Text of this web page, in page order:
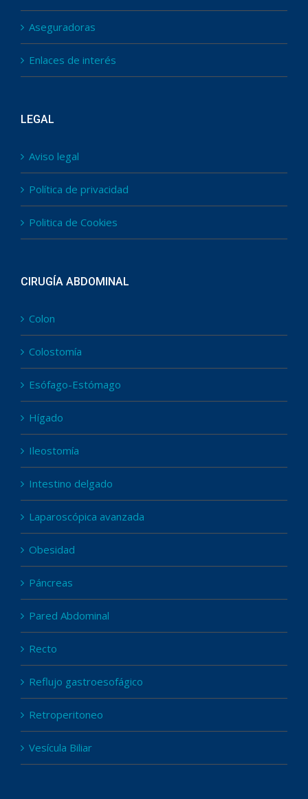
Aseguradoras
Enlaces de interés
LEGAL
Aviso legal
Política de privacidad
Politica de Cookies
CIRUGÍA ABDOMINAL
Colon
Colostomía
Esófago-Estómago
Hígado
Ileostomía
Intestino delgado
Laparoscópica avanzada
Obesidad
Páncreas
Pared Abdominal
Recto
Reflujo gastroesofágico
Retroperitoneo
Vesícula Biliar